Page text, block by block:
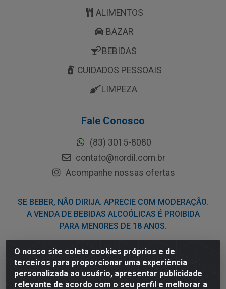
O nosso site coleta cookies próprios e de
terceiros para proporcionar uma experiência
personalizada ao usuário, apresentar publicidade
relevante de acordo com o seu perfil e melhorar a
ALIMENTOS
BAZAR
BEBIDAS
CUIDADOS PESSOAIS
LIMPEZA
Fale Conosco
(83) 3015-8080
contato@nordil.com.br
Acompanhe nossas ofertas
SE BEBER, NÃO DIRIJA. APRECIE COM MODERAÇÃO.
A VENDA DE BEBIDAS ALCOÓLICAS É PROIBIDA
PARA MENORES DE 18 ANOS.
Nordil Distribuidora - Avenida Liberdade, 2738, Bloco F -
Sesi - Bayeux/PB - CEP 58.111-400 - CNPJ
03.775.813/0001-41